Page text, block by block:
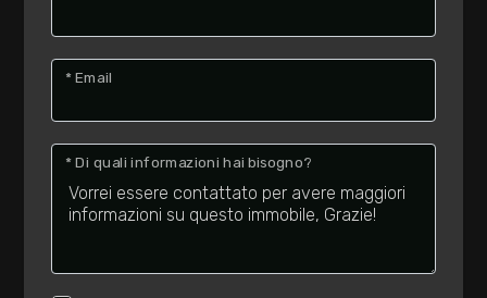
* Email
* Di quali informazioni hai bisogno?